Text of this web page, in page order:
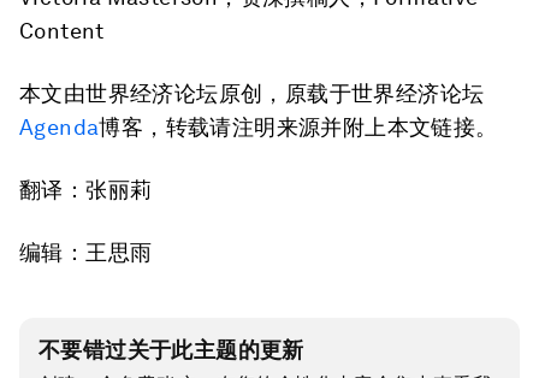
Content
本文由世界经济论坛原创，原载于世界经济论坛
Agenda博客，转载请注明来源并附上本文链接。
翻译：张丽莉
编辑：王思雨
不要错过关于此主题的更新